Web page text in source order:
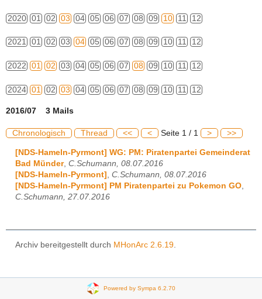
2020 01 02 03 04 05 06 07 08 09 10 11 12
2021 01 02 03 04 05 06 07 08 09 10 11 12
2022 01 02 03 04 05 06 07 08 09 10 11 12
2024 01 02 03 04 05 06 07 08 09 10 11 12
2016/07 3 Mails
Chronologisch Thread << < Seite 1 / 1 > >>
[NDS-Hameln-Pyrmont] WG: PM: Piratenpartei Gemeinderat
Bad Münder, C.Schumann, 08.07.2016
[NDS-Hameln-Pyrmont]
C.Schumann, 08.07.2016
[NDS-Hameln-Pyrmont] PM Piratenpartei zu Pokemon GO
C.Schumann, 27.07.2016
Archiv bereitgestellt durch MHonArc 2.6.19
Powered by Sympa 6.2.70